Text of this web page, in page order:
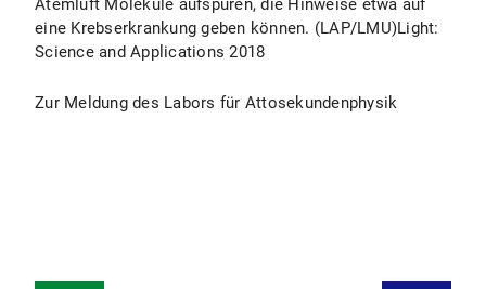
Atemluft Moleküle aufspüren, die Hinweise etwa auf
eine Krebserkrankung geben können. (LAP/LMU)Light:
Science and Applications 2018
Zur Meldung des Labors für Attosekundenphysik